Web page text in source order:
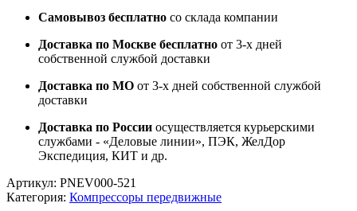
Самовывоз бесплатно со склада компании
Доставка по Москве бесплатно от 3-х дней
собственной службой доставки
Доставка по МО от 3-х дней собственной службой
доставки
Доставка по России осуществляется курьерскими
службами - «Деловые линии», ПЭК, ЖелДор
Экспедиция, КИТ и др.
Артикул: PNEV000-521
Категория: Компрессоры передвижные